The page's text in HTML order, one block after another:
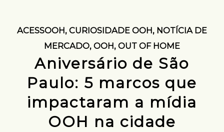
ACESSOOH, CURIOSIDADE OOH, NOTÍCIA DE
MERCADO, OOH, OUT OF HOME
Aniversário de São
Paulo: 5 marcos que
impactaram a mídia
OOH na cidade